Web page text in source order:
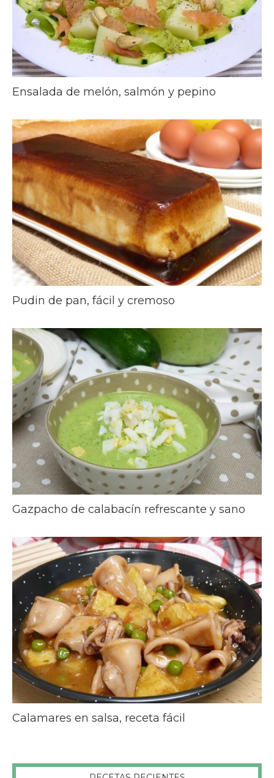
Ensalada de melón, salmón y pepino
Pudin de pan, fácil y cremoso
Gazpacho de calabacín refrescante y sano
Calamares en salsa, receta fácil